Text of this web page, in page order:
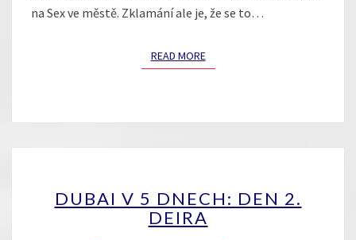
na Sex ve městě. Zklamání ale je, že se to…
READ MOREREAD MORE
V
5
DUBAI V 5 DNECH: DEN 2.
DEIRA